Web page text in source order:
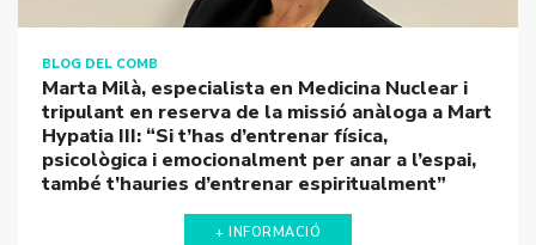
BLOG DEL COMB
Marta Milà, especialista en Medicina Nuclear i
tripulant en reserva de la missió anàloga a Mart
Hypatia III: “Si t’has d’entrenar física, psicològica i
emocionalment per anar a l’espai, també t’hauries
d’entrenar espiritualment”